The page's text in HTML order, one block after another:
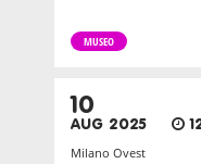
MUSEO
10
AUG 2025
Milano Ovest